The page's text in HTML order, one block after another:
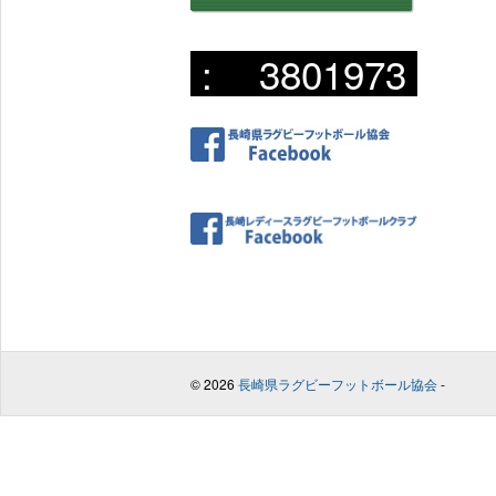
3801973
:
© 2026 長崎県ラグビーフットボール協会-